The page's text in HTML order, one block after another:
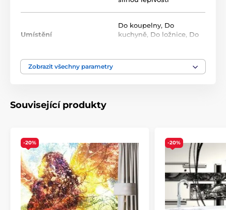
Ekologické a zdravotně nezávadné
Použitá technologie je šetrná k životnímu prostředí, což
zajišťuje bezpečnost použití v jakékoli místnosti.
Umístění
Do koupelny, Do
kuchyně, Do ložnice, Do
Barva
Zobrazit všechny parametry
Související produkty
-20% -20%